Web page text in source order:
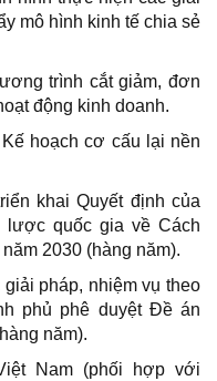
mô hình kinh tế chia sẻ
trình cắt giảm, đơn
động kinh doanh.
hoạch cơ cấu lại nền
khai Quyết định của
lược quốc gia về Cách
2030 (hàng năm).
pháp, nhiệm vụ theo
phủ phê duyệt Đề án
năm).
Nam (phối hợp với